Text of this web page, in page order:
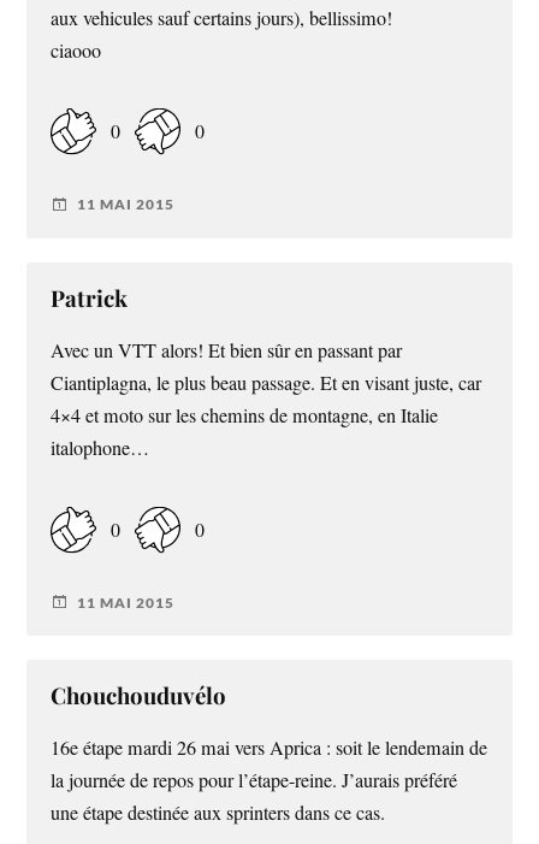
aux vehicules sauf certains jours), bellissimo!
ciaooo
0 0
11 MAI 2015
Patrick
Avec un VTT alors! Et bien sûr en passant par
Ciantiplagna, le plus beau passage. Et en visant juste, car
4×4 et moto sur les chemins de montagne, en Italie
italophone…
0 0
11 MAI 2015
Chouchouduvélo
16e étape mardi 26 mai vers Aprica : soit le lendemain de
la journée de repos pour l’étape-reine. J’aurais préféré
une étape destinée aux sprinters dans ce cas.